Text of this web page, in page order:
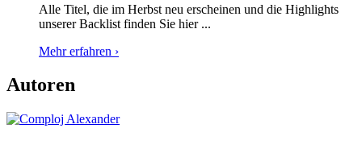
Alle Titel, die im Herbst neu erscheinen und die Highlights
unserer Backlist finden Sie hier ...
Mehr erfahren ›
Autoren